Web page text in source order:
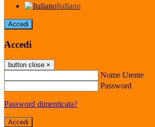
Italiano
Accedi
Accedi
button close ×
Nome Utente
Password
Password dimenticata?